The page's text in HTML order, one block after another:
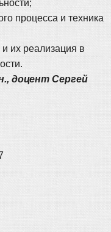
процесса и техника
их реализация в
доцент Сергей